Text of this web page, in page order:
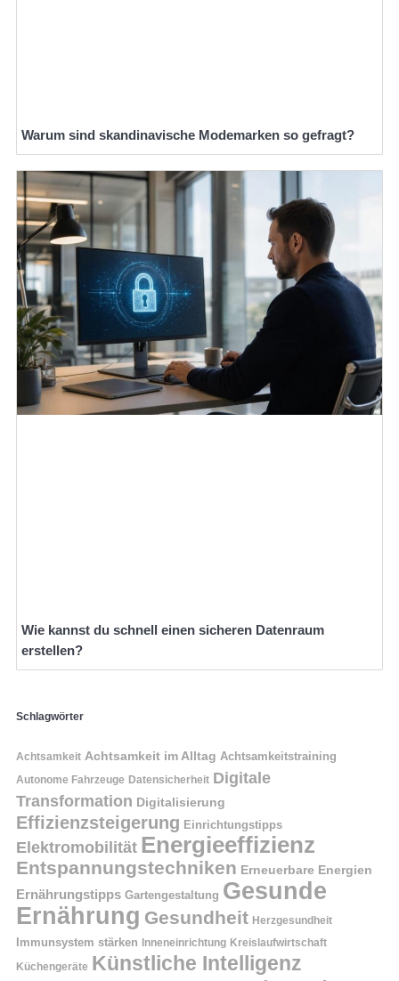
Warum sind skandinavische Modemarken so gefragt?
Wie kannst du schnell einen sicheren Datenraum
erstellen?
Schlagwörter
Achtsamkeit Achtsamkeit im Alltag Achtsamkeitstraining
Autonome Fahrzeuge Datensicherheit Digitale
Transformation Digitalisierung
Effizienzsteigerung Einrichtungstipps
Elektromobilität Energieeffizienz
Entspannungstechniken Erneuerbare Energien
Ernährungstipps Gartengestaltung Gesunde
Ernährung Gesundheit Herzgesundheit
Immunsystem stärken Inneneinrichtung Kreislaufwirtschaft
Küchengeräte Künstliche Intelligenz